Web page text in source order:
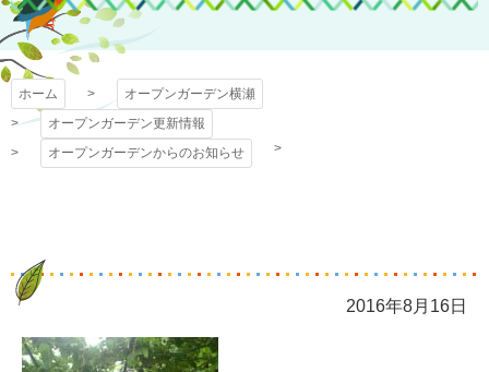
プ
ホーム
オープンガーデン横瀬
オープンガーデン更新情報
オープンガーデンからのお知らせ
2016年8月16日